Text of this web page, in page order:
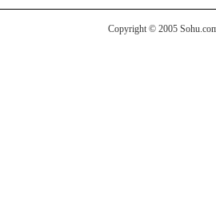
Copyright © 2005